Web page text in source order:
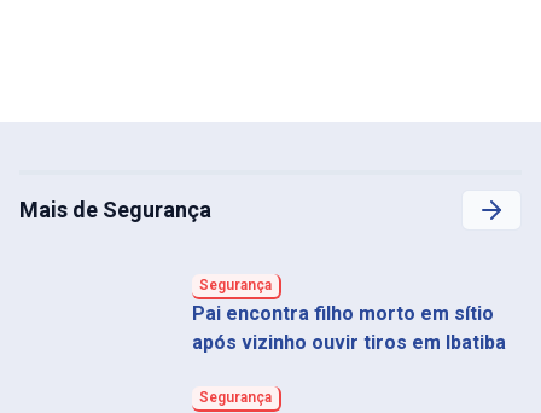
Mais de Segurança
Segurança
Pai encontra filho morto em sítio
após vizinho ouvir tiros em Ibatiba
Segurança